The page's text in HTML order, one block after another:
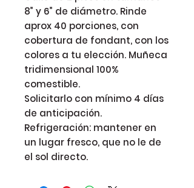
8” y 6” de diámetro. Rinde
aprox 40 porciones, con
cobertura de fondant, con los
colores a tu elección. Muñeca
tridimensional 100%
comestible.
Solicitarlo con mínimo 4 días
de anticipación.
Refrigeración: mantener en
un lugar fresco, que no le de
el sol directo.